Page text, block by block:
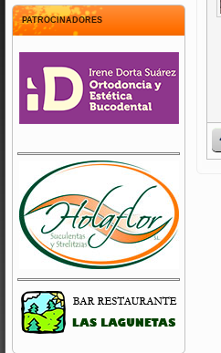
PATROCINADORES